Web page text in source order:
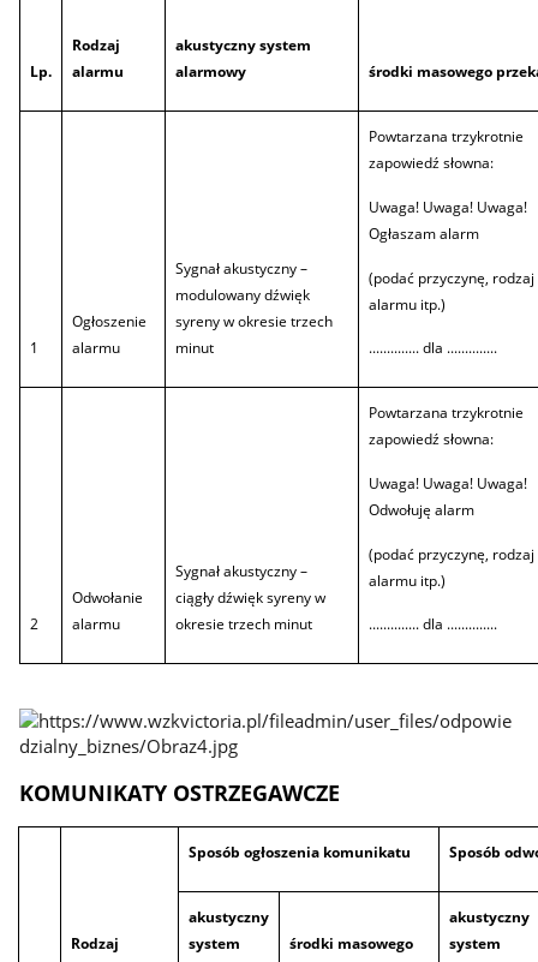
Lp.
Rodzaj
alarmu
akustyczny system
alarmowy
środki masowego
1
Ogłoszenie
alarmu
Sygnał akustyczny –
modulowany dźwięk
syreny w okresie trzech
minut
Powtarzana trzykrotnie
zapowiedź słowna:
Uwaga! Uwaga! Uwaga!
Ogłaszam alarm
(podać przyczynę, rodzaj
alarmu itp.)
.............. dla ..............
2
Odwołanie
alarmu
Sygnał akustyczny –
ciągły dźwięk syreny w
okresie trzech minut
Powtarzana trzykrotnie
zapowiedź słowna:
Uwaga! Uwaga! Uwaga!
Odwołuję alarm
(podać przyczynę, rodzaj
alarmu itp.)
.............. dla ..............
KOMUNIKATY OSTRZEGAWCZE
Rodzaj
Sposób ogłoszenia komunikatu Sposób
akustyczny
system
środki masowego
akustyczny
system